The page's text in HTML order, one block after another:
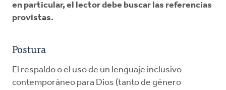
en particular, el lector debe buscar las referencias
provistas.
Postura
El respaldo o el uso de un lenguaje inclusivo
contemporáneo para Dios (tanto de género